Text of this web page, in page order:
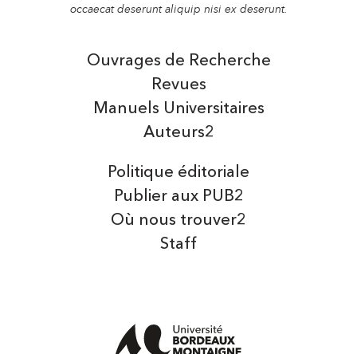
occaecat deserunt aliquip nisi ex deserunt.
Auteurs2
Manuels Universitaires
Ouvrages de Recherche
Revues
Politique éditoriale
Publier aux PUB2
Où nous trouver2
Staff